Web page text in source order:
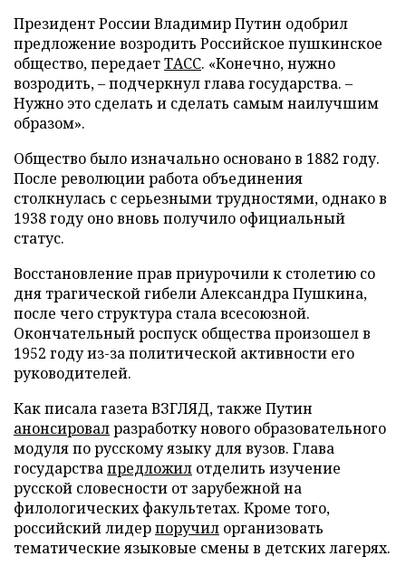
Президент России Владимир Путин одобрил
предложение возродить Российское пушкинское
общество, передаетТАСС. «Конечно, нужно
возродить, – подчеркнул глава государства. –
Нужно это сделать и сделать самым наилучшим
образом».
Общество было изначально основано в 1882 году.
После революции работа объединения
столкнулась с серьезными трудностями, однако в
1938 году оно вновь получило официальный
статус.
Восстановление прав приурочили к столетию со
дня трагической гибели Александра Пушкина,
после чего структура стала всесоюзной.
Окончательный роспуск общества произошел в
1952 году из-за политической активности его
руководителей.
Как писала газета ВЗГЛЯД, также Путин
анонсировалразработку нового образовательного
модуля по русскому языку для вузов. Глава
государствапредложил отделить изучение
русской словесности от зарубежной на
филологических факультетах. Кроме того,
российский лидерпоручил организовать
тематические языковые смены в детских лагерях.